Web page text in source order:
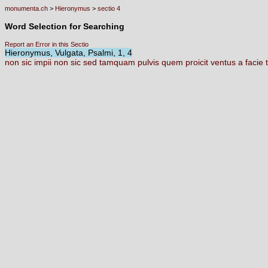
monumenta.ch > Hieronymus > sectio 4
Word Selection for Searching
Report an Error in this Sectio
Hieronymus, Vulgata, Psalmi, 1, 4
non sic impii non sic sed tamquam pulvis quem proicit ventus a facie